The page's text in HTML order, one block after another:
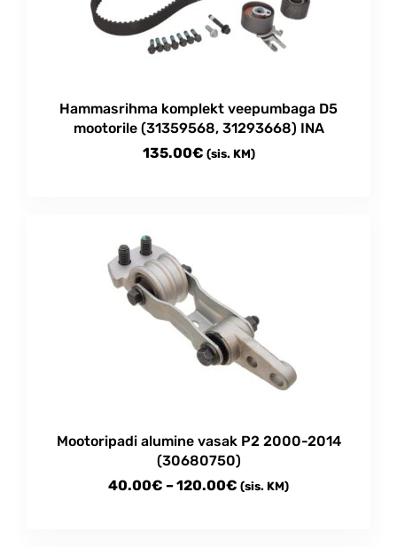
Hammasrihma komplekt veepumbaga D5
mootorile (31359568, 31293668) INA
135.00€ (sis. KM)
Mootoripadi alumine vasak P2 2000-2014
(30680750)
40.00€ –120.00€ Price
(sis. KM)